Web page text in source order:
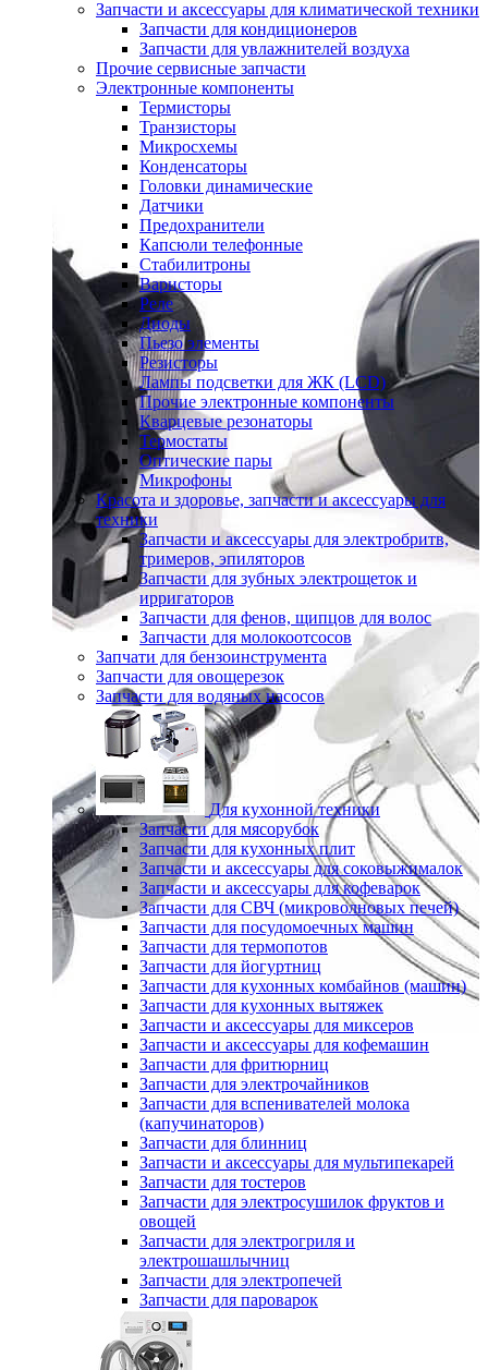
Запчасти и аксессуары для климатической техники
Запчасти для кондиционеров
Запчасти для увлажнителей воздуха
Прочие сервисные запчасти
Электронные компоненты
Термисторы
Транзисторы
Микросхемы
Конденсаторы
Головки динамические
Датчики
Предохранители
Капсюли телефонные
Стабилитроны
Варисторы
Реле
Диоды
Пьезо элементы
Резисторы
Лампы подсветки для ЖК (LCD)
Прочие электронные компоненты
Кварцевые резонаторы
Термостаты
Оптические пары
Микрофоны
Красота и здоровье, запчасти и аксессуары для
техники
Запчасти и аксессуары для электробритв,
тримеров, эпиляторов
Запчасти для зубных электрощеток и
ирригаторов
Запчасти для фенов, щипцов для волос
Запчасти для молокоотсосов
Запчати для бензоинструмента
Запчасти для овощерезок
Запчасти для водяных насосов
Для кухонной техники
Запчасти для мясорубок
Запчасти для кухонных плит
Запчасти и аксессуары для соковыжималок
Запчасти и аксессуары для кофеварок
Запчасти для СВЧ (микроволновых печей)
Запчасти для посудомоечных машин
Запчасти для термопотов
Запчасти для йогуртниц
Запчасти для кухонных комбайнов (машин)
Запчасти для кухонных вытяжек
Запчасти и аксессуары для миксеров
Запчасти и аксессуары для кофемашин
Запчасти для фритюрниц
Запчасти для электрочайников
Запчасти для вспенивателей молока
(капучинаторов)
Запчасти для блинниц
Запчасти и аксессуары для мультипекарей
Запчасти для тостеров
Запчасти для электросушилок фруктов и
овощей
Запчасти для электрогриля и
электрошашлычниц
Запчасти для электропечей
Запчасти для пароварок